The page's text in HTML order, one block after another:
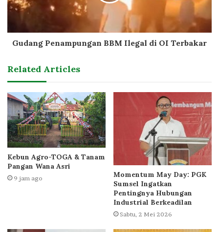
Gudang Penampungan BBM Ilegal di OI Terbakar
Related Articles
Kebun Agro-TOGA & Tanam
Pangan Wana Asri
9 jam ago
Momentum May Day: PGK
Sumsel Ingatkan
Pentingnya Hubungan
Industrial Berkeadilan
Sabtu, 2 Mei 2026